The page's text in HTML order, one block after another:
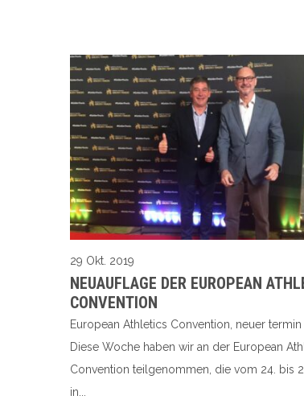
29 Okt. 2019
NEUAUFLAGE DER EUROPEAN
CONVENTION
European Athletics Convention, neuer termin
Diese Woche haben wir an der European
Convention teilgenommen, die vom 24. bis
in...